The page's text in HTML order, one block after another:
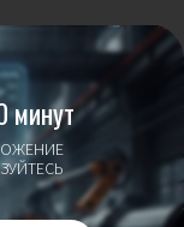
минут